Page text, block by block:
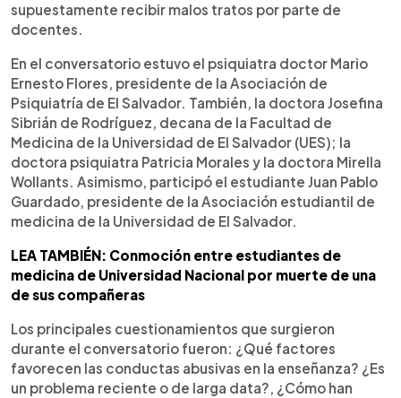
supuestamente recibir malos tratos por parte de
docentes.
En el conversatorio estuvo el psiquiatra doctor Mario
Ernesto Flores, presidente de la Asociación de
Psiquiatría de El Salvador. También, la doctora Josefina
Sibrián de Rodríguez, decana de la Facultad de
Medicina de la Universidad de El Salvador (UES); la
doctora psiquiatra Patricia Morales y la doctora Mirella
Wollants. Asimismo, participó el estudiante Juan Pablo
Guardado, presidente de la Asociación estudiantil de
medicina de la Universidad de El Salvador.
LEA TAMBIÉN: Conmoción entre estudiantes de
medicina de Universidad Nacional por muerte de una
de sus compañeras
Los principales cuestionamientos que surgieron
durante el conversatorio fueron: ¿Qué factores
favorecen las conductas abusivas en la enseñanza? ¿Es
un problema reciente o de larga data?, ¿Cómo han